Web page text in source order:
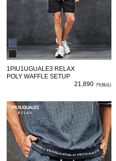
1PIU1UGUALE3 RELAX
POLY WAFFLE SETUP
21,890